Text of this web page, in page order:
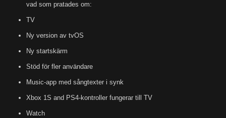
vad som pratades om:
TV
Ny version av tvOS
Ny startskärm
Stöd för fler användare
Music-app med sångtexter i synk
Xbox 1S and PS4-kontroller fungerar till TV
Watch